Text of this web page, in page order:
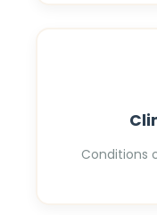
Conditions